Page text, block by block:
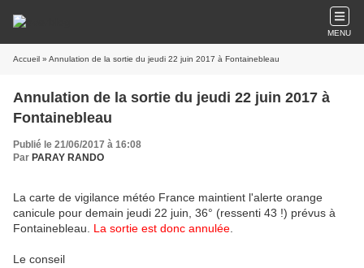
MENU
Accueil » Annulation de la sortie du jeudi 22 juin 2017 à Fontainebleau
Annulation de la sortie du jeudi 22 juin 2017 à
Fontainebleau
Publié le 21/06/2017 à 16:08
Par PARAY RANDO
La carte de vigilance météo France maintient l'alerte orange
canicule pour demain jeudi 22 juin, 36° (ressenti 43 !) prévus à
Fontainebleau. La sortie est donc annulée
Le conseil